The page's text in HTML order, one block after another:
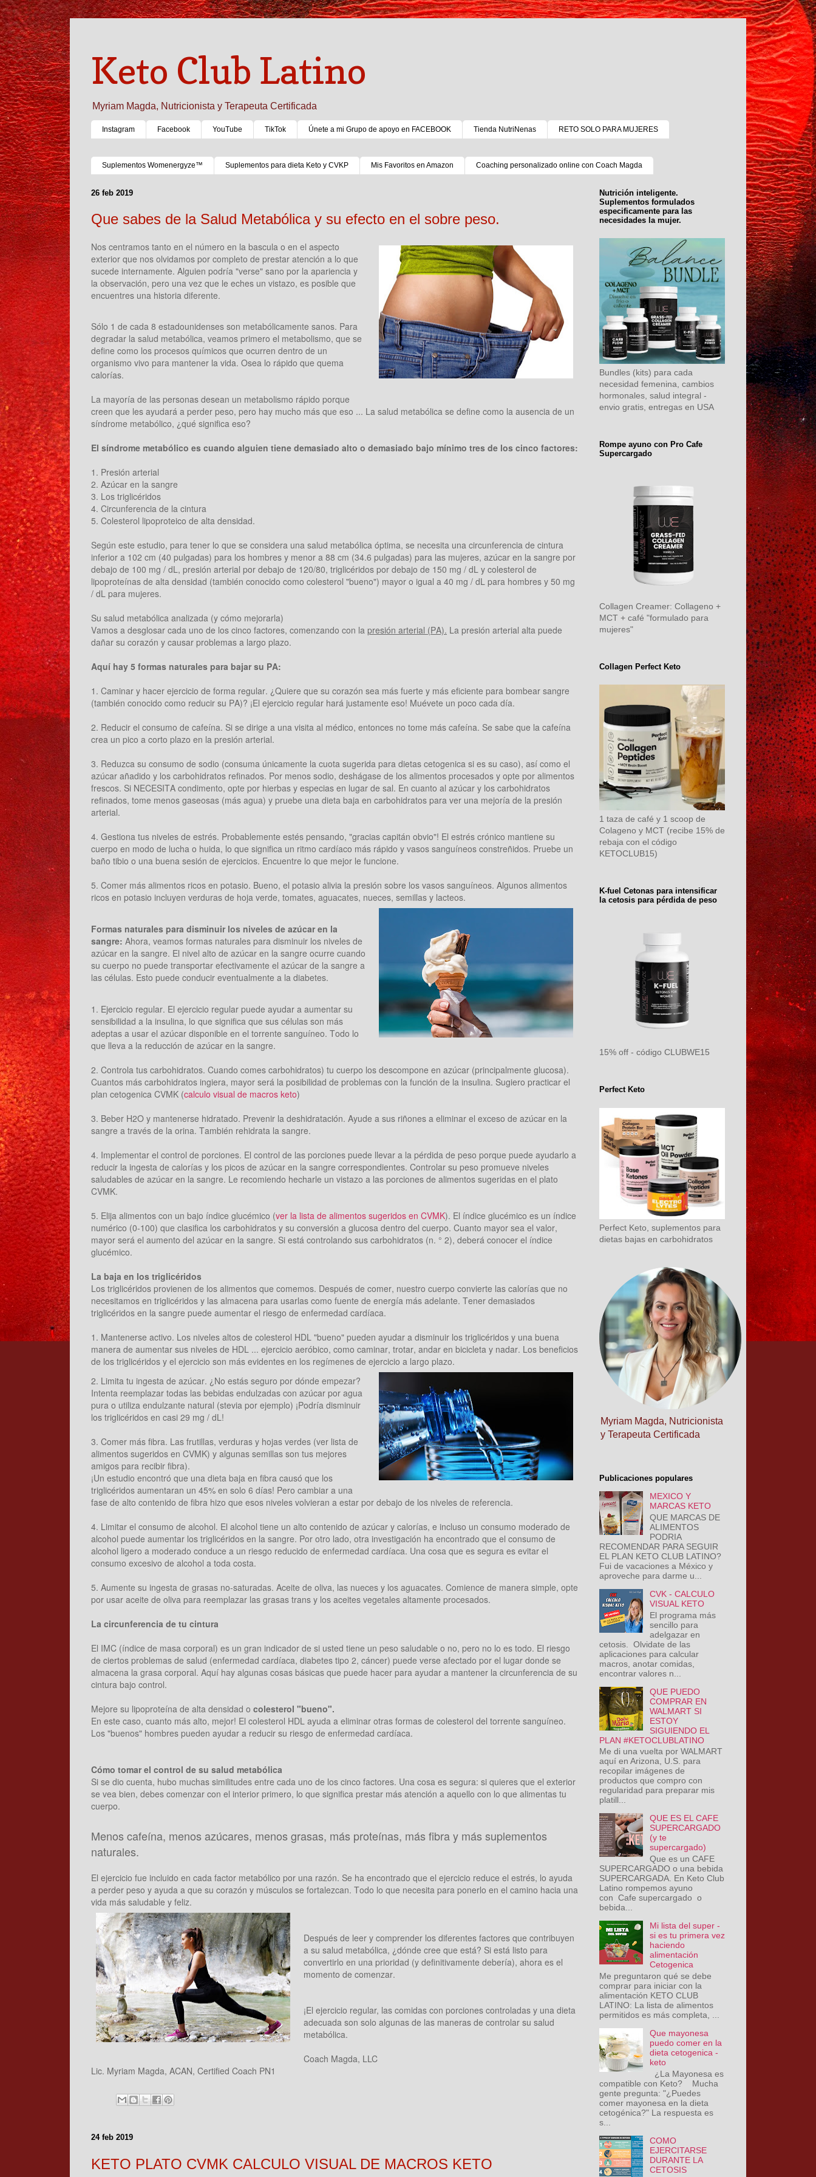
Keto Club Latino
Myriam Magda, Nutricionista y Terapeuta Certificada
Instagram Facebook YouTube TikTok Únete a mi Grupo de apoyo en FACEBOOK Tienda NutriNenas RETO SOLO PARA MUJERES
Suplementos Womenergyze™ Suplementos para dieta Keto y CVKP Mis Favoritos en Amazon Coaching personalizado online con Coach Magda
26 feb 2019
Que sabes de la Salud Metabólica y su efecto en el sobre peso.
Nos centramos tanto en el número en la bascula o en el aspecto
exterior que nos olvidamos por completo de prestar atención a lo que
sucede internamente. Alguien podría "verse" sano por la apariencia y
la observación, pero una vez que le eches un vistazo, es posible que
encuentres una historia diferente.
Sólo 1 de cada 8 estadounidenses son metabólicamente sanos. Para
degradar la salud metabólica, veamos primero el metabolismo, que se
define como los procesos químicos que ocurren dentro de un
organismo vivo para mantener la vida. Osea lo rápido que quema
calorías.
La mayoría de las personas desean un metabolismo rápido porque
creen que les ayudará a perder peso, pero hay mucho más que eso ... La salud metabólica se define como la ausencia de un
síndrome metabólico, ¿qué significa eso?
El síndrome metabólico es cuando alguien tiene demasiado alto o demasiado bajo mínimo tres de los cinco factores:
1. Presión arterial
2. Azúcar en la sangre
3. Los triglicéridos
4. Circunferencia de la cintura
5. Colesterol lipoproteico de alta densidad.
Según este estudio, para tener lo que se considera una salud metabólica óptima, se necesita una circunferencia de cintura
inferior a 102 cm (40 pulgadas) para los hombres y menor a 88 cm (34.6 pulgadas) para las mujeres, azúcar en la sangre por
debajo de 100 mg / dL, presión arterial por debajo de 120/80, triglicéridos por debajo de 150 mg / dL y colesterol de
lipoproteínas de alta densidad (también conocido como colesterol "bueno") mayor o igual a 40 mg / dL para hombres y 50 mg
/ dL para mujeres.
Su salud metabólica analizada (y cómo mejorarla)
Vamos a desglosar cada uno de los cinco factores, comenzando con la presión arterial (PA). La presión arterial alta puede
dañar su corazón y causar problemas a largo plazo.
Aquí hay 5 formas naturales para bajar su PA:
1. Caminar y hacer ejercicio de forma regular. ¿Quiere que su corazón sea más fuerte y más eficiente para bombear sangre
(también conocido como reducir su PA)? ¡El ejercicio regular hará justamente eso! Muévete un poco cada día.
2. Reducir el consumo de cafeína. Si se dirige a una visita al médico, entonces no tome más cafeína. Se sabe que la cafeína
crea un pico a corto plazo en la presión arterial.
3. Reduzca su consumo de sodio (consuma únicamente la cuota sugerida para dietas cetogenica si es su caso), así como el
azúcar añadido y los carbohidratos refinados. Por menos sodio, deshágase de los alimentos procesados ​​y opte por alimentos
frescos. Si NECESITA condimento, opte por hierbas y especias en lugar de sal. En cuanto al azúcar y los carbohidratos
refinados, tome menos gaseosas (más agua) y pruebe una dieta baja en carbohidratos para ver una mejoría de la presión
arterial.
4. Gestiona tus niveles de estrés. Probablemente estés pensando, "gracias capitán obvio"! El estrés crónico mantiene su
cuerpo en modo de lucha o huida, lo que significa un ritmo cardíaco más rápido y vasos sanguíneos constreñidos. Pruebe un
baño tibio o una buena sesión de ejercicios. Encuentre lo que mejor le funcione.
5. Comer más alimentos ricos en potasio. Bueno, el potasio alivia la presión sobre los vasos sanguíneos. Algunos alimentos
ricos en potasio incluyen verduras de hoja verde, tomates, aguacates, nueces, semillas y lacteos.
Formas naturales para disminuir los niveles de azúcar en la
sangre: Ahora, veamos formas naturales para disminuir los niveles de
azúcar en la sangre. El nivel alto de azúcar en la sangre ocurre cuando
su cuerpo no puede transportar efectivamente el azúcar de la sangre a
las células. Esto puede conducir eventualmente a la diabetes.
1. Ejercicio regular. El ejercicio regular puede ayudar a aumentar su
sensibilidad a la insulina, lo que significa que sus células son más
adeptas a usar el azúcar disponible en el torrente sanguíneo. Todo lo
que lleva a la reducción de azúcar en la sangre.
2. Controla tus carbohidratos. Cuando comes carbohidratos) tu cuerpo los descompone en azúcar (principalmente glucosa).
Cuantos más carbohidratos ingiera, mayor será la posibilidad de problemas con la función de la insulina. Sugiero practicar el
plan cetogenica CVMK (calculo visual de macros keto)
3. Beber H2O y mantenerse hidratado. Prevenir la deshidratación. Ayude a sus riñones a eliminar el exceso de azúcar en la
sangre a través de la orina. También rehidrata la sangre.
4. Implementar el control de porciones. El control de las porciones puede llevar a la pérdida de peso porque puede ayudarlo a
reducir la ingesta de calorías y los picos de azúcar en la sangre correspondientes. Controlar su peso promueve niveles
saludables de azúcar en la sangre. Le recomiendo hecharle un vistazo a las porciones de alimentos sugeridas en el plato
CVMK.
5. Elija alimentos con un bajo índice glucémico (ver la lista de alimentos sugeridos en CVMK). El índice glucémico es un índice
numérico (0-100) que clasifica los carbohidratos y su conversión a glucosa dentro del cuerpo. Cuanto mayor sea el valor,
mayor será el aumento del azúcar en la sangre. Si está controlando sus carbohidratos (n. ° 2), deberá conocer el índice
glucémico.
La baja en los triglicéridos
Los triglicéridos provienen de los alimentos que comemos. Después de comer, nuestro cuerpo convierte las calorías que no
necesitamos en triglicéridos y las almacena para usarlas como fuente de energía más adelante. Tener demasiados
triglicéridos en la sangre puede aumentar el riesgo de enfermedad cardíaca.
1. Mantenerse activo. Los niveles altos de colesterol HDL "bueno" pueden ayudar a disminuir los triglicéridos y una buena
manera de aumentar sus niveles de HDL ... ejercicio aeróbico, como caminar, trotar, andar en bicicleta y nadar. Los beneficios
de los triglicéridos y el ejercicio son más evidentes en los regímenes de ejercicio a largo plazo.
2. Limita tu ingesta de azúcar. ¿No estás seguro por dónde empezar?
Intenta reemplazar todas las bebidas endulzadas con azúcar por agua
pura o utiliza endulzante natural (stevia por ejemplo) ¡Podría disminuir
los triglicéridos en casi 29 mg / dL!
3. Comer más fibra. Las frutillas, verduras y hojas verdes (ver lista de
alimentos sugeridos en CVMK) y algunas semillas son tus mejores
amigos para recibir fibra).
¡Un estudio encontró que una dieta baja en fibra causó que los
triglicéridos aumentaran un 45% en solo 6 días! Pero cambiar a una
fase de alto contenido de fibra hizo que esos niveles volvieran a estar por debajo de los niveles de referencia.
4. Limitar el consumo de alcohol. El alcohol tiene un alto contenido de azúcar y calorías, e incluso un consumo moderado de
alcohol puede aumentar los triglicéridos en la sangre. Por otro lado, otra investigación ha encontrado que el consumo de
alcohol ligero a moderado conduce a un riesgo reducido de enfermedad cardíaca. Una cosa que es segura es evitar el
consumo excesivo de alcohol a toda costa.
5. Aumente su ingesta de grasas no-saturadas. Aceite de oliva, las nueces y los aguacates. Comience de manera simple, opte
por usar aceite de oliva para reemplazar las grasas trans y los aceites vegetales altamente procesados.
La circunferencia de tu cintura
El IMC (índice de masa corporal) es un gran indicador de si usted tiene un peso saludable o no, pero no lo es todo. El riesgo
de ciertos problemas de salud (enfermedad cardíaca, diabetes tipo 2, cáncer) puede verse afectado por el lugar donde se
almacena la grasa corporal. Aquí hay algunas cosas básicas que puede hacer para ayudar a mantener la circunferencia de su
cintura bajo control.
Mejore su lipoproteína de alta densidad o colesterol "bueno".
En este caso, cuanto más alto, mejor! El colesterol HDL ayuda a eliminar otras formas de colesterol del torrente sanguíneo.
Los "buenos" hombres pueden ayudar a reducir su riesgo de enfermedad cardíaca.
Cómo tomar el control de su salud metabólica
Si se dio cuenta, hubo muchas similitudes entre cada uno de los cinco factores. Una cosa es segura: si quieres que el exterior
se vea bien, debes comenzar con el interior primero, lo que significa prestar más atención a aquello con lo que alimentas tu
cuerpo.
Menos cafeína, menos azúcares, menos grasas, más proteínas, más fibra y más suplementos
naturales.
El ejercicio fue incluido en cada factor metabólico por una razón. Se ha encontrado que el ejercicio reduce el estrés, lo ayuda
a perder peso y ayuda a que su corazón y músculos se fortalezcan. Todo lo que necesita para ponerlo en el camino hacia una
vida más saludable y feliz.
Después de leer y comprender los diferentes factores que contribuyen
a su salud metabólica, ¿dónde cree que está? Si está listo para
convertirlo en una prioridad (y definitivamente debería), ahora es el
momento de comenzar.
¡El ejercicio regular, las comidas con porciones controladas y una dieta
adecuada son solo algunas de las maneras de controlar su salud
metabólica.
Coach Magda, LLC
Lic. Myriam Magda, ACAN, Certified Coach PN1
24 feb 2019
KETO PLATO CVMK CALCULO VISUAL DE MACROS KETO
Nutrición inteligente.
Suplementos formulados
especificamente para las
necesidades la mujer.
Bundles (kits) para cada
necesidad femenina, cambios
hormonales, salud integral -
envio gratis, entregas en USA
Rompe ayuno con Pro Cafe
Supercargado
Collagen Creamer: Collageno +
MCT + café "formulado para
mujeres"
Collagen Perfect Keto
1 taza de café y 1 scoop de
Colageno y MCT (recibe 15% de
rebaja con el código
KETOCLUB15)
K-fuel Cetonas para intensificar
la cetosis para pérdida de peso
15% off - código CLUBWE15
Perfect Keto
Perfect Keto, suplementos para
dietas bajas en carbohidratos
Myriam Magda, Nutricionista
y Terapeuta Certificada
Publicaciones populares
MEXICO Y
MARCAS KETO
QUE MARCAS DE
ALIMENTOS
PODRIA
RECOMENDAR PARA SEGUIR
EL PLAN KETO CLUB LATINO?
Fui de vacaciones a México y
aproveche para darme u...
CVK - CALCULO
VISUAL KETO
El programa más
sencillo para
adelgazar en
cetosis. Olvidate de las
aplicaciones para calcular
macros, anotar comidas,
encontrar valores n...
QUE PUEDO
COMPRAR EN
WALMART SI
ESTOY
SIGUIENDO EL
PLAN #KETOCLUBLATINO
Me di una vuelta por WALMART
aquí en Arizona, U.S. para
recopilar imágenes de
productos que compro con
regularidad para preparar mis
platill...
QUE ES EL CAFE
SUPERCARGADO
(y te
supercargado)
Que es un CAFE
SUPERCARGADO o una bebida
SUPERCARGADA. En Keto Club
Latino rompemos ayuno
con Cafe supercargado o
bebida...
Mi lista del super -
si es tu primera vez
haciendo
alimentación
Cetogenica
Me preguntaron qué se debe
comprar para iniciar con la
alimentación KETO CLUB
LATINO: La lista de alimentos
permitidos es más completa, ...
Que mayonesa
puedo comer en la
dieta cetogenica -
keto
¿La Mayonesa es
compatible con Keto? Mucha
gente pregunta: "¿Puedes
comer mayonesa en la dieta
cetogénica?" La respuesta es
s...
COMO
EJERCITARSE
DURANTE LA
CETOSIS